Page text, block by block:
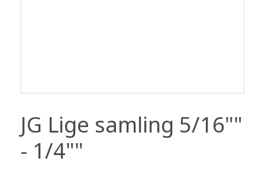
JG Lige samling 5/16""
- 1/4""